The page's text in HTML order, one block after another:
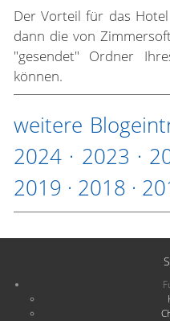
Der Vorteil für das
dann die von
"gesendet" Ordner
können.
weitere
2024 · 2023 ·
2019 · 2018 ·